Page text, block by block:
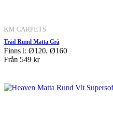
KM CARPETS
Träd Rund Matta Grå
Finns i: Ø120, Ø160
Från 549 kr